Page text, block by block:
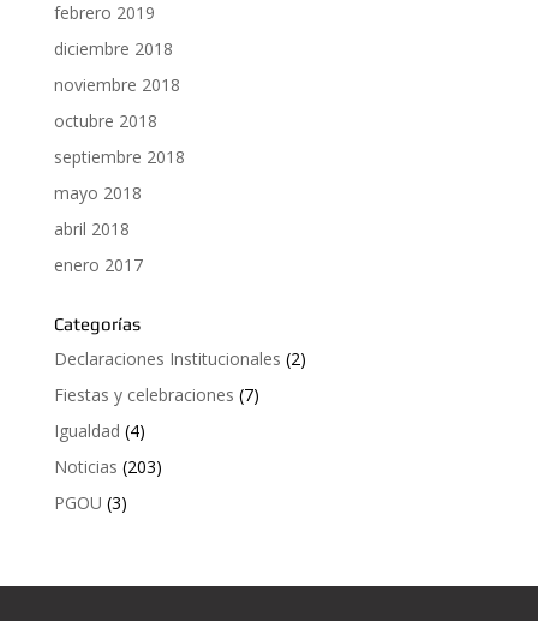
febrero 2019
diciembre 2018
noviembre 2018
octubre 2018
septiembre 2018
mayo 2018
abril 2018
enero 2017
Categorías
Declaraciones Institucionales (2)
Fiestas y celebraciones (7)
Igualdad (4)
Noticias (203)
PGOU (3)